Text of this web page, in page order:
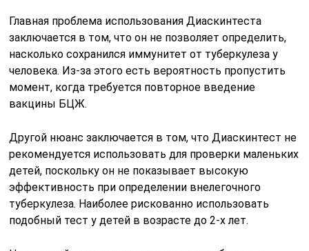
Главная проблема использования Диаскинтеста
заключается в том, что он не позволяет определить,
насколько сохранился иммунитет от туберкулеза у
человека. Из-за этого есть вероятность пропустить
момент, когда требуется повторное введение
вакцины БЦЖ.
Другой нюанс заключается в том, что Диаскинтест не
рекомендуется использовать для проверки маленьких
детей, поскольку он не показывает высокую
эффективность при определении внелегочного
туберкулеза. Наиболее рискованно использовать
подобный тест у детей в возрасте до 2-х лет.